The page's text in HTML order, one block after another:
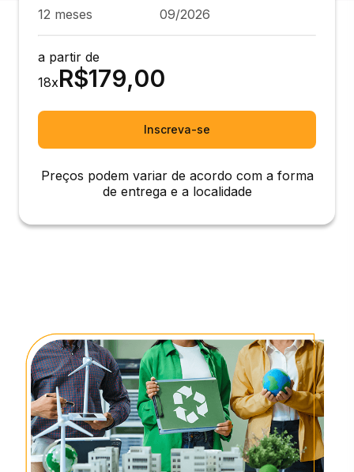
12 meses
09/2026
a partir de
18xR$179,00
Inscreva-se
Preços podem variar de acordo com a forma
de entrega e a localidade